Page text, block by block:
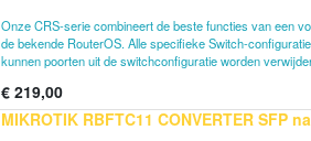
Onze CRS-serie combineert de beste functies van een
de bekende RouterOS. Alle specifieke Switch-
kunnen poorten uit de switchconfiguratie worden
€ 219,00
MIKROTIK RBFTC11 CONVERTER SFP